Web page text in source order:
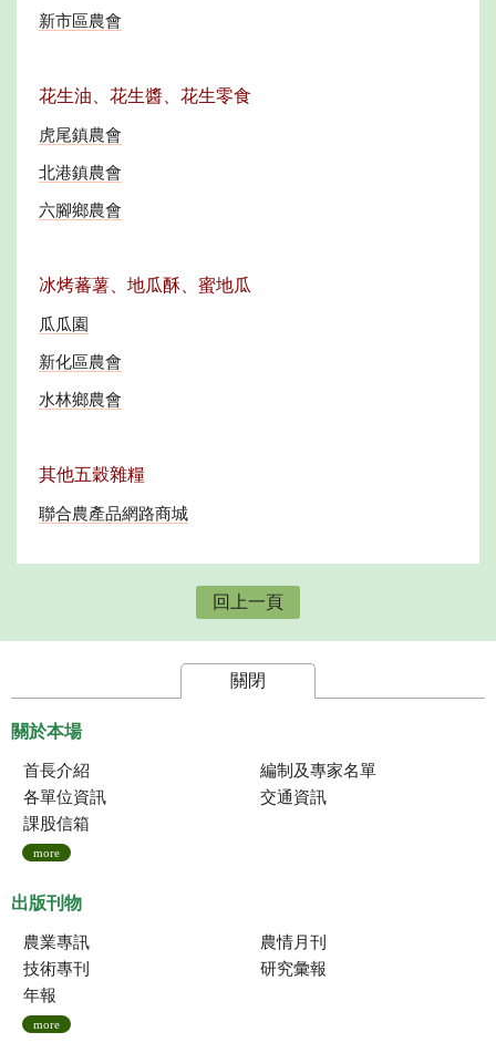
新市區農會
花生油、花生醬、花生零食
虎尾鎮農會
北港鎮農會
六腳鄉農會
冰烤蕃薯、地瓜酥、蜜地瓜
瓜瓜園
新化區農會
水林鄉農會
其他五穀雜糧
聯合農產品網路商城
回上一頁
關閉
關於本場
首長介紹
編制及專家名單
各單位資訊
交通資訊
課股信箱
more
出版刊物
農業專訊
農情月刊
技術專刊
研究彙報
年報
more